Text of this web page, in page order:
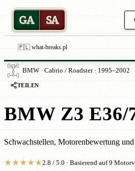
GA SA
🇵🇱 what-breaks.pl
BMW · Cabrio / Roadster · 1995–2002
TEILEN
BMW Z3 E36/
Schwachstellen, Motorenbewertung
★★★★★2.8 / 5.0 · Basierend auf 9